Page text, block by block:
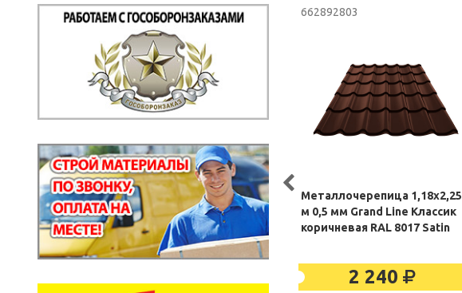
662892803
Металлочерепица 1,18х2,25
м 0,5 мм Grand Line Классик
коричневая RAL 8017 Satin
2 240